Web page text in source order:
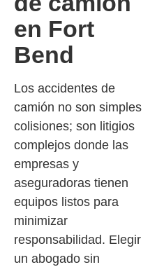
en Fort
Bend
Los accidentes de
camión no son simples
colisiones; son litigios
complejos donde las
empresas y
aseguradoras tienen
equipos listos para
minimizar
responsabilidad. Elegir
un abogado sin